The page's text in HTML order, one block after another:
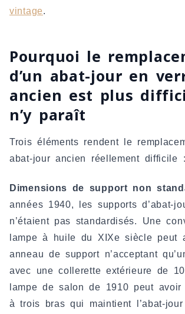
vintage.
Pourquoi le
d’un abat-jour en
ancien est plus
n’y paraît
Trois éléments rendent le
abat-jour ancien réellement difficile :
Dimensions de support non
années 1940, les supports d’abat-
n’étaient pas standardisés. Une
lampe à huile du XIXe siècle peut
anneau de support n’acceptant
avec une collerette extérieure de
lampe de salon de 1910 peut avoir
à trois bras qui maintient l’abat-